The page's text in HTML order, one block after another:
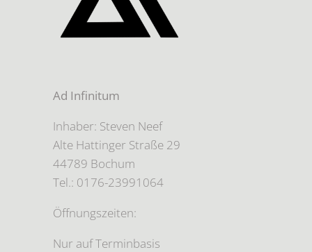
Ad Infinitum
Inhaber: Steven Neef
Alte Hattinger Straße 29
44789 Bochum
Tel.: 0176-23991064
Öffnungszeiten:
Nur auf Terminbasis